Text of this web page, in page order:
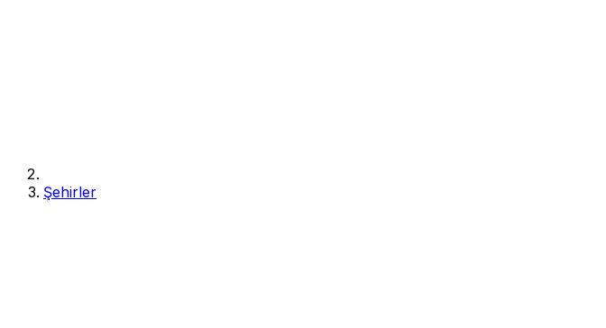
Şehirler